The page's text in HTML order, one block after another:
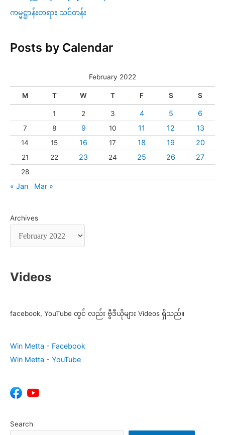
ကမ္မဋ္ဌာန်းတရား သင်တန်း
Posts by Calendar
February 2022
M T W T F S S
1 2 3 4 5 6
7 8 9 10 11 12 13
14 15 16 17 18 19 20
21 22 23 24 25 26 27
28
« Jan Mar »
Archives
Videos
facebook, YouTube တွင် လည်း ဗွီဒီယိုများ Videos ရှိသည်။
Win Metta - Facebook
Win Metta - YouTube
Search